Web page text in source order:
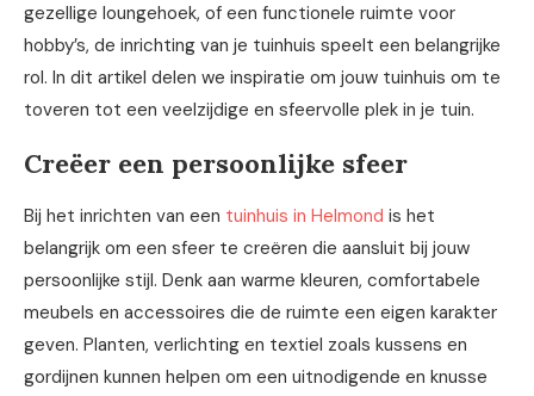
gezellige loungehoek, of een functionele ruimte voor
hobby’s, de inrichting van je tuinhuis speelt een belangrijke
rol. In dit artikel delen we inspiratie om jouw tuinhuis om te
toveren tot een veelzijdige en sfeervolle plek in je tuin.
Creëer een persoonlijke sfeer
Bij het inrichten van een tuinhuis in Helmond is het
belangrijk om een sfeer te creëren die aansluit bij jouw
persoonlijke stijl. Denk aan warme kleuren, comfortabele
meubels en accessoires die de ruimte een eigen karakter
geven. Planten, verlichting en textiel zoals kussens en
gordijnen kunnen helpen om een uitnodigende en knusse